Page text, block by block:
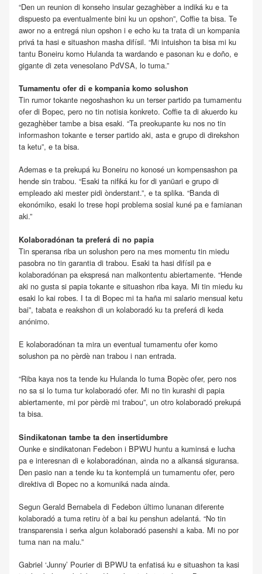
“Den un reunion di konseho insular gezaghèber a indiká ku e ta
dispuesto pa eventualmente bini ku un opshon”, Coffie ta bisa. Te
awor no a entregá niun opshon i e echo ku ta trata di un kompania
privá ta hasi e situashon masha difísil. “Mi intuishon ta bisa mi ku
tantu Boneiru komo Hulanda ta wardando e pasonan ku e doño, e
gigante di zeta venesolano PdVSA, lo tuma.”
Tumamentu ofer di e kompania komo solushon
Tin rumor tokante negoshashon ku un terser partido pa tumamentu
ofer di Bopec, pero no tin notisia konkreto. Coffie ta di akuerdo ku
gezaghèber tambe a bisa esaki. “Ta preokupante ku nos no tin
informashon tokante e terser partido aki, asta e grupo di direkshon
ta ketu”, e ta bisa.
Ademas e ta prekupá ku Boneiru no konosé un kompensashon pa
hende sin trabou. “Esaki ta nifiká ku for di yanüari e grupo di
empleado aki mester pidi ònderstant.”, e ta splika. “Banda di
ekonómiko, esaki lo trese hopi problema sosial kuné pa e famianan
aki.”
Kolaboradónan ta preferá di no papia
Tin speransa riba un solushon pero na mes momentu tin miedu
pasobra no tin garantia di trabou. Esaki ta hasi difísil pa e
kolaboradónan pa ekspresá nan malkontentu abiertamente. “Hende
aki no gusta si papia tokante e situashon riba kaya. Mi tin miedu ku
esaki lo kai robes. I ta di Bopec mi ta haña mi salario mensual ketu
bai”, tabata e reakshon di un kolaboradó ku ta preferá di keda
anónimo.
E kolaboradónan ta mira un eventual tumamentu ofer komo
solushon pa no pèrdè nan trabou i nan entrada.
“Riba kaya nos ta tende ku Hulanda lo tuma Bopèc ofer, pero nos
no sa si lo tuma tur kolaboradó ofer. Mi no tin kurashi di papia
abiertamente, mi por pèrdè mi trabou”, un otro kolaboradó prekupá
ta bisa.
Sindikatonan tambe ta den insertidumbre
Ounke e sindikatonan Fedebon i BPWU huntu a kuminsá e lucha
pa e interesnan di e kolaboradónan, ainda no a alkansá siguransa.
Den pasio nan a tende ku ta kontemplá un tumamentu ofer, pero
direktiva di Bopec no a komuniká nada ainda.
Segun Gerald Bernabela di Fedebon último lunanan diferente
kolaboradó a tuma retiru òf a bai ku penshun adelantá. “No tin
transparensia i serka algun kolaboradó pasenshi a kaba. Mi no por
tuma nan na malu.”
Gabriel ‘Junny’ Pourier di BPWU ta enfatisá ku e situashon ta kasi